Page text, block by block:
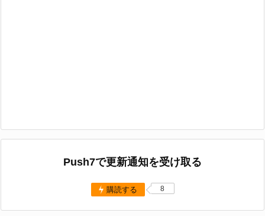
Push7で更新通知を受け取る
購読する 8